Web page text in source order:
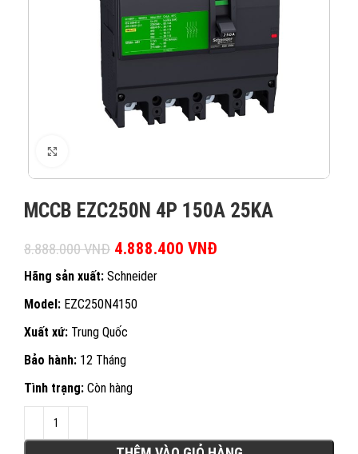
MCCB EZC250N 4P 150A 25KA
8.888.000VNĐ Giá gốc là: 8.888.000 VNĐ.
4.888.400 VNĐ
Hãng sản xuất: Schneider
Model: EZC250N4150
Xuất xứ: Trung Quốc
Bảo hành: 12 Tháng
Tình trạng: Còn hàng